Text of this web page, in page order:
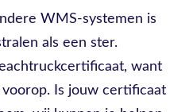
WMS-systemen is
als een ster.
want
Is jouw certificaat